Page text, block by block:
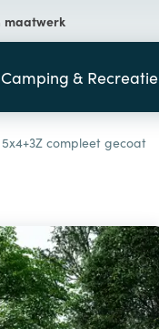
maatwerk
Camping & Recreatie
compleet gecoat